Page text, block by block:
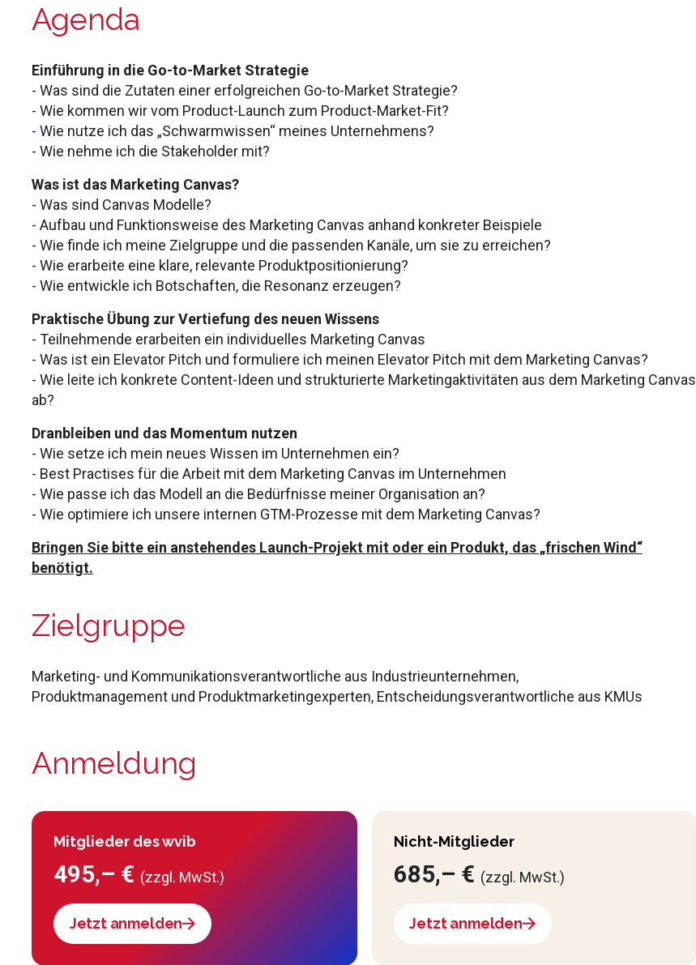
Agenda
Einführung in die Go-to-Market Strategie
- Was sind die Zutaten einer erfolgreichen Go-to-Market Strategie?
- Wie kommen wir vom Product-Launch zum Product-Market-Fit?
- Wie nutze ich das „Schwarmwissen“ meines Unternehmens?
- Wie nehme ich die Stakeholder mit?
Was ist das Marketing Canvas?
- Was sind Canvas Modelle?
- Aufbau und Funktionsweise des Marketing Canvas anhand konkreter Beispiele
- Wie finde ich meine Zielgruppe und die passenden Kanäle, um sie zu erreichen?
- Wie erarbeite eine klare, relevante Produktpositionierung?
- Wie entwickle ich Botschaften, die Resonanz erzeugen?
Praktische Übung zur Vertiefung des neuen Wissens
- Teilnehmende erarbeiten ein individuelles Marketing Canvas
- Was ist ein Elevator Pitch und formuliere ich meinen Elevator Pitch mit dem Marketing Canvas?
- Wie leite ich konkrete Content-Ideen und strukturierte Marketingaktivitäten aus dem Marketing Canvas
ab?
Dranbleiben und das Momentum nutzen
- Wie setze ich mein neues Wissen im Unternehmen ein?
- Best Practises für die Arbeit mit dem Marketing Canvas im Unternehmen
- Wie passe ich das Modell an die Bedürfnisse meiner Organisation an?
- Wie optimiere ich unsere internen GTM-Prozesse mit dem Marketing Canvas?
Bringen Sie bitte ein anstehendes Launch-Projekt mit oder ein Produkt, das „frischen Wind“
benötigt.
Zielgruppe
Marketing- und Kommunikationsverantwortliche aus Industrieunternehmen,
Produktmanagement und Produktmarketingexperten, Entscheidungsverantwortliche aus KMUs
Anmeldung
Mitglieder des wvib
495,– € (zzgl. MwSt.)
Jetzt anmelden
Nicht-Mitglieder
685,– € (zzgl. MwSt.)
Jetzt anmelden